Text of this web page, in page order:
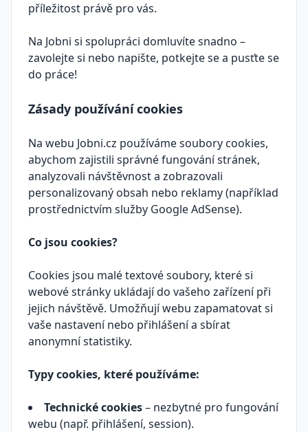
příležitost právě pro vás.
Na Jobni si spolupráci domluvíte snadno –
zavolejte si nebo napište, potkejte se a pusťte se
do práce!
Zásady používání cookies
Na webu Jobni.cz používáme soubory cookies,
abychom zajistili správné fungování stránek,
analyzovali návštěvnost a zobrazovali
personalizovaný obsah nebo reklamy (například
prostřednictvím služby Google AdSense).
Co jsou cookies?
Cookies jsou malé textové soubory, které si
webové stránky ukládají do vašeho zařízení při
jejich návštěvě. Umožňují webu zapamatovat si
vaše nastavení nebo přihlášení a sbírat
anonymní statistiky.
Typy cookies, které používáme:
Technické cookies– nezbytné pro fungování
webu (např. přihlášení, session).